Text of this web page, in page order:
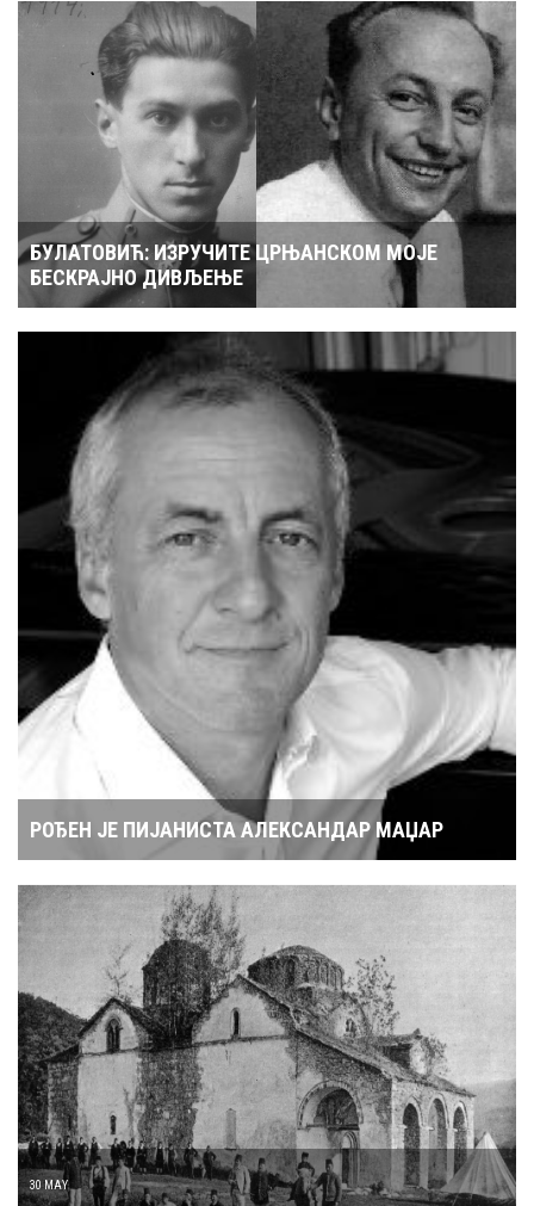
БУЛАТОВИЋ: ИЗРУЧИТЕ ЦРЊАНСКОМ МОЈЕ
БЕСКРАЈНО ДИВЉЕЊЕ
РОЂЕН ЈЕ ПИЈАНИСТА АЛЕКСАНДАР МАЏАР
30 MAY